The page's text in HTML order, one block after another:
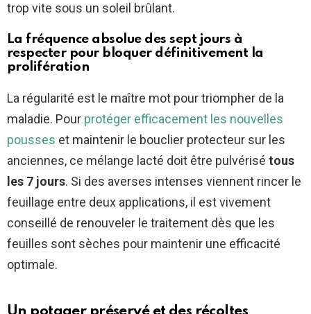
trop vite sous un soleil brûlant.
La fréquence absolue des sept jours à
respecter pour bloquer définitivement la
prolifération
La régularité est le maître mot pour triompher de la
maladie. Pour protéger efficacement les nouvelles
pousses et maintenir le bouclier protecteur sur les
anciennes, ce mélange lacté doit être pulvérisé tous
les 7 jours. Si des averses intenses viennent rincer le
feuillage entre deux applications, il est vivement
conseillé de renouveler le traitement dès que les
feuilles sont sèches pour maintenir une efficacité
optimale.